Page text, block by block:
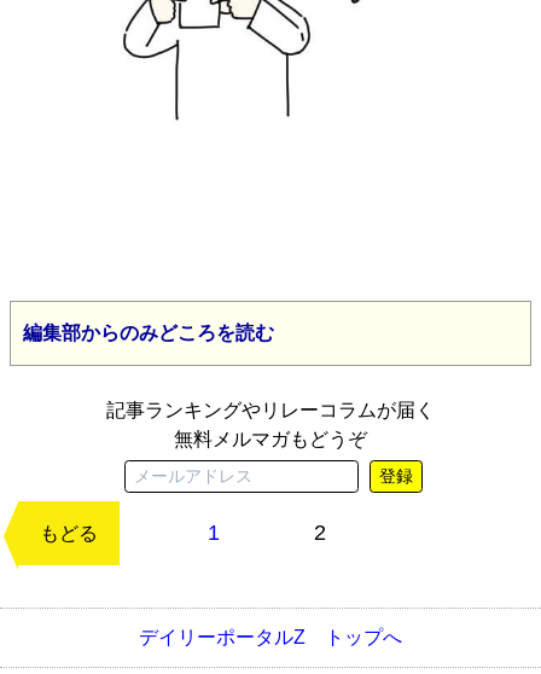
編集部からのみどころを読む
記事ランキングやリレーコラムが届く
無料メルマガもどうぞ
登録
もどる 1 2
デイリーポータルZ トップへ